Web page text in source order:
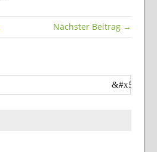
Nächster Beitrag →